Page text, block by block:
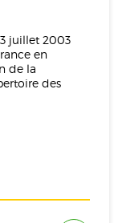
juillet 2003
en
de la
des